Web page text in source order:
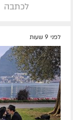
לכתבה
לפני 9 שעות